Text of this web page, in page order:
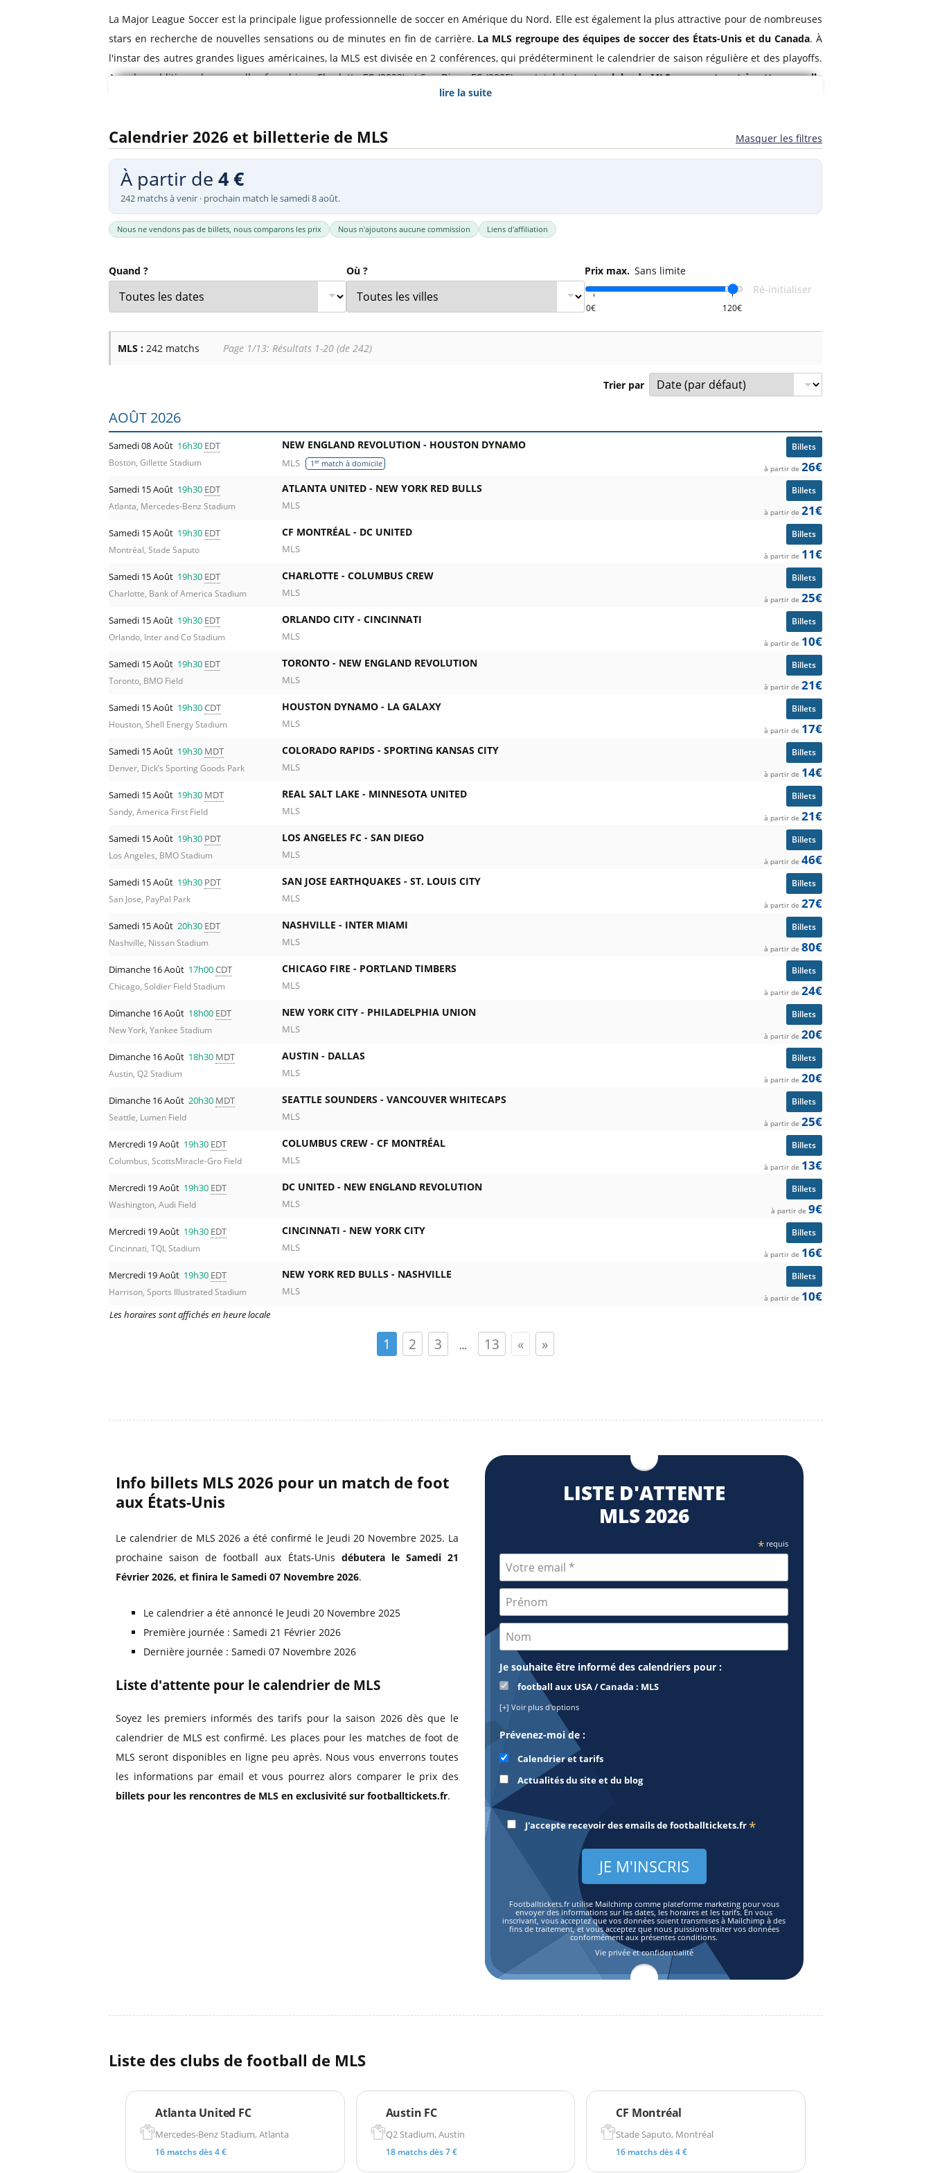
Billets Eredivisie Pays-Bas
Billets Pro League Belgique
Billets Saudi Pro League
Billets Euro 2028
Billets Copa América
Munich
La Major League Soccer est la principale ligue professionnelle de soccer en Amérique du Nord. Elle est également la plus attractive pour de nombreuses
stars en recherche de nouvelles sensations ou de minutes en fin de carrière. La MLS regroupe des équipes de soccer des États-Unis et du Canada. À
l'instar des autres grandes ligues américaines, la MLS est divisée en 2 conférences, qui prédéterminent le calendrier de saison régulière et des playoffs.
Avec les additions des nouvelles franchises Charlotte FC (2022) et San Diego FC (2025), un total detrente clubs de MLS prennent part à cette nouvelle
Vous trouverez ci-après la liste des équipes de MLS ainsi que les prochaines rencontres pour lesquelles vous pourrez vous procurer des places. Cette
liste inclut l'Inter Miami, les champions deColumbus Crew,New York City FC, lesNew York Red Bulls,LA Galaxy,Los Angeles FC,Toronto FCet leCF
de Montréal . Comparez les prix des billets de Major League Soccer en ligne et achetez vos billets MLS pour
Canada
lire la suite
Calendrier 2026 et billetterie de MLS Masquer les filtres
À partir de 4 €
242 matchs à venir · prochain match le samedi 8 août.
Nous ne vendons pas de billets, nous comparons les prix Nous n'ajoutons aucune commission Liens d'affiliation
Quand ? Où ? Prix max. Sans limite
Ré-initialiser
MLS : 242 matchs Page 1/13: Résultats 1-20 (de 242)
Trier par
Liste des prochains matchs : MLS. Colonne 1 : date, horaire et stade. Colonne 2 : rencontre, compétition et prix à partir de.
Les horaires sont affichés en heure locale
AOÛT 2026
Samedi 08 Août 16h30 EDT
Boston, Gillette Stadium
Billets
NEW ENGLAND REVOLUTION - HOUSTON DYNAMO
MLS 1er match à domicile à partir de 26€
Samedi 15 Août 19h30 EDT
Atlanta, Mercedes-Benz Stadium
Billets
ATLANTA UNITED - NEW YORK RED BULLS
MLS
à partir de 21€
Samedi 15 Août 19h30 EDT
Montréal, Stade Saputo
Billets
CF MONTRÉAL - DC UNITED
MLS
à partir de 11€
Samedi 15 Août 19h30 EDT
Charlotte, Bank of America Stadium
Billets
CHARLOTTE - COLUMBUS CREW
MLS
à partir de 25€
Samedi 15 Août 19h30 EDT
Orlando, Inter and Co Stadium
Billets
ORLANDO CITY - CINCINNATI
MLS
à partir de 10€
Samedi 15 Août 19h30 EDT
Toronto, BMO Field
Billets
TORONTO - NEW ENGLAND REVOLUTION
MLS
à partir de 21€
Samedi 15 Août 19h30CDT
Houston, Shell Energy Stadium
Billets
HOUSTON DYNAMO - LA GALAXY
MLS
à partir de 17€
Samedi 15 Août 19h30 MDT
Denver, Dick’s Sporting Goods Park
Billets
COLORADO RAPIDS - SPORTING KANSAS CITY
MLS
à partir de 14€
Samedi 15 Août 19h30 MDT
Sandy, America First Field
Billets
REAL SALT LAKE - MINNESOTA UNITED
MLS
à partir de 21€
Samedi 15 Août 19h30 PDT
Los Angeles, BMO Stadium
Billets
LOS ANGELES FC - SAN DIEGO
MLS
à partir de 46€
Samedi 15 Août 19h30 PDT
San Jose, PayPal Park
Billets
SAN JOSE EARTHQUAKES - ST. LOUIS CITY
MLS
à partir de 27€
Samedi 15 Août 20h30 EDT
Nashville, Nissan Stadium
Billets
NASHVILLE - INTER MIAMI
MLS
à partir de 80€
Dimanche 16 Août 17h00CDT
Chicago, Soldier Field Stadium
Billets
CHICAGO FIRE - PORTLAND TIMBERS
MLS
à partir de 24€
Dimanche 16 Août 18h00 EDT
New York, Yankee Stadium
Billets
NEW YORK CITY - PHILADELPHIA UNION
MLS
à partir de 20€
Dimanche 16 Août 18h30 MDT
Austin, Q2 Stadium
Billets
AUSTIN - DALLAS
MLS
à partir de 20€
Dimanche 16 Août 20h30 MDT
Seattle, Lumen Field
Billets
SEATTLE SOUNDERS - VANCOUVER WHITECAPS
MLS
à partir de 25€
Mercredi 19 Août 19h30 EDT
Columbus, ScottsMiracle-Gro Field
Billets
COLUMBUS CREW - CF MONTRÉAL
MLS
à partir de 13€
Mercredi 19 Août 19h30 EDT
Washington, Audi Field
Billets
DC UNITED - NEW ENGLAND REVOLUTION
MLS
à partir de 9€
Mercredi 19 Août 19h30 EDT
Cincinnati, TQL Stadium
Billets
CINCINNATI - NEW YORK CITY
MLS
à partir de 16€
Mercredi 19 Août 19h30 EDT
Harrison, Sports Illustrated Stadium
Billets
NEW YORK RED BULLS - NASHVILLE
MLS
à partir de 10€
1 2 3 … 13 « »
Info billets MLS 2026 pour un match de foot
aux États-Unis
Le calendrier de MLS 2026 a été confirmé le Jeudi 20 Novembre 2025. La
prochaine saison de football aux États-Unis débutera le Samedi 21
Février 2026, et finira le Samedi 07 Novembre 2026.
Le calendrier a été annoncé le Jeudi 20 Novembre 2025
Première journée : Samedi 21 Février 2026
Dernière journée : Samedi 07 Novembre 2026
Liste d'attente pour le calendrier de MLS
Soyez les premiers informés des tarifs pour la saison 2026 dès que le
calendrier de MLS est confirmé. Les places pour les matches de foot de
MLS seront disponibles en ligne peu après. Nous vous enverrons toutes
les informations par email et vous pourrez alors comparer le prix des
billets pour les rencontres de MLS en exclusivité sur footballtickets.fr.
LISTE D'ATTENTE
MLS 2026
* requis
Je souhaite être informé des calendriers pour :
football aux USA / Canada : MLS
[+] Voir plus d'options
Prévenez-moi de :
Calendrier et tarifs
Actualités du site et du blog
J'accepte recevoir des emails defootballtickets.fr *
Footballtickets.fr utilise Mailchimp comme plateforme marketing pour vous
envoyer des informations sur les dates, les horaires et les tarifs. En vous
inscrivant, vous acceptez que vos données soient transmises à Mailchimp à des
fins de traitement, et vous acceptez que nous puissions traiter vos données
conformément aux présentes conditions.
Vie privée et confidentialité
Liste des clubs de football de MLS
Atlanta United FC
Mercedes-Benz Stadium, Atlanta
16 matchs dès 4 €
Austin FC
Q2 Stadium, Austin
18 matchs dès 7 €
CF Montréal
Stade Saputo, Montréal
16 matchs dès 4 €